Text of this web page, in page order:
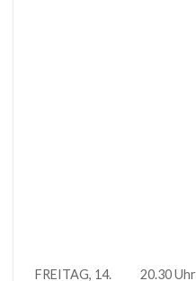
FREITAG, 14.
20.30 Uhr